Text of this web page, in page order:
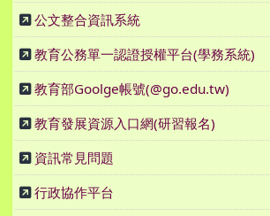
公文整合資訊系統
教育公務單一認證授權平台(學務系統)
教育部Goolge帳號(@go.edu.tw)
教育發展資源入口網(研習報名)
資訊常見問題
行政協作平台